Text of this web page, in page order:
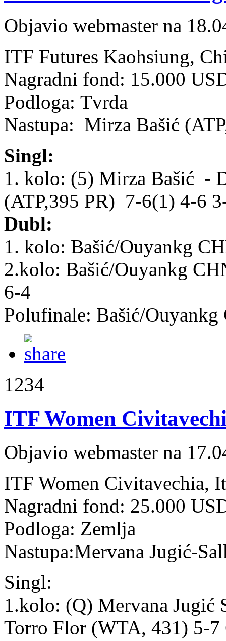
Objavio webmaster na
ITF Futures Kaohsiung,
Nagradni fond: 15.000
Podloga: Tvrda
Nastupa: Mirza Bašić
Singl:
1. kolo: (5) Mirza Bašić -
(ATP,395 PR) 7-6(1) 4-6
Dubl:
1. kolo: Bašić/Ouyankg
2.kolo: Bašić/Ouyankg
6-4
Polufinale: Bašić/
1234
ITF Women
Objavio webmaster na
ITF Women Civitavechia,
Nagradni fond: 25.000
Podloga: Zemlja
Nastupa:Mervana Jugić-
Singl:
1.kolo: (Q) Mervana Jugić
Torro Flor (WTA, 431) 5-7